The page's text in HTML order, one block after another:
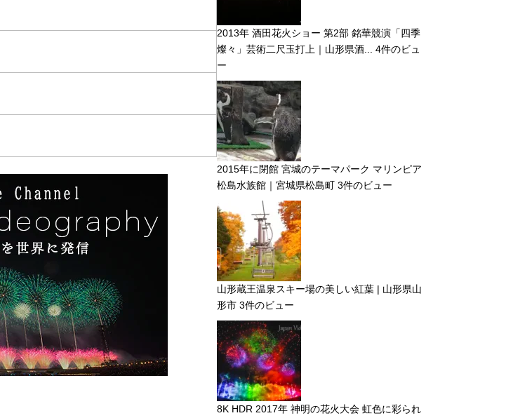
2013年 酒田花火ショー 第2部 銘華競演「四季
燦々」芸術二尺玉打上｜山形県酒...
4件のビュ
ー
2015年に閉館 宮城のテーマパーク マリンピア
松島水族館｜宮城県松島町 3件のビュー
山形蔵王温泉スキー場の美しい紅葉 | 山形県山
形市 3件のビュー
8K HDR 2017年 神明の花火大会 虹色に彩られ